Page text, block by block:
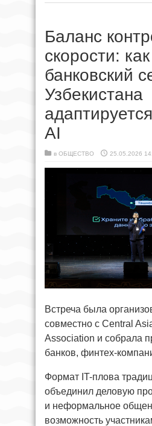
Баланс
скорости: как
банковский
Узбекистана
AI
в ОБЩЕСТВО 25.05.2026
Встреча была
совместно с Central
Association и собрала
банков, финтех-
Формат IT-плова
объединил деловую
и неформальное
возможность